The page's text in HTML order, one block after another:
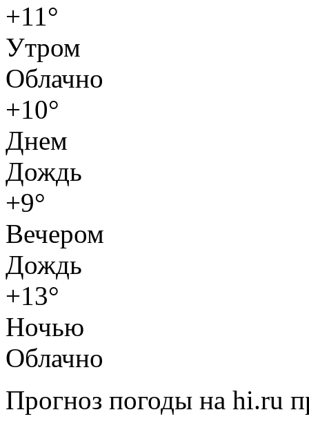
+11°
Утром
Облачно
+10°
Днем
Дождь
+9°
Вечером
Дождь
+13°
Ночью
Облачно
Прогноз погоды на hi.ru